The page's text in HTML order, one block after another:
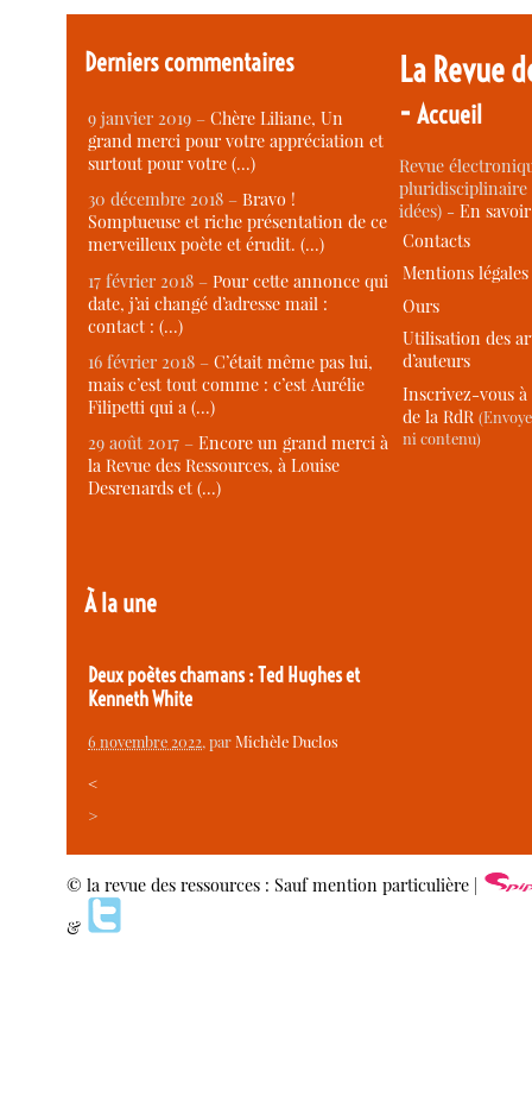
Derniers commentaires
9 janvier 2019 –Chère Liliane, Un
grand merci pour votre appréciation et
surtout pour votre (…)
30 décembre 2018 –Bravo !
Somptueuse et riche présentation de ce
merveilleux poète et érudit. (…)
17 février 2018 –Pour cette annonce qui
date, j’ai changé d’adresse mail :
contact : (…)
16 février 2018 –C’était même pas lui,
mais c’est tout comme : c’est Aurélie
Filipetti qui a (…)
29 août 2017 –Encore un grand merci à
la Revue des Ressources, à Louise
Desrenards et (…)
À la une
Deux poètes chamans : Ted Hughes et
Kenneth White
6 novembre 2022, parMichèle Duclos
<
>
La Revue
-Accueil
Revue
idées) -En
Contacts
Mentions légales
Ours
Utilisation des
d’auteurs
Inscrivez-vous
de la RdR
ni contenu)
© la revue des ressources : Sauf mention particulière |
&